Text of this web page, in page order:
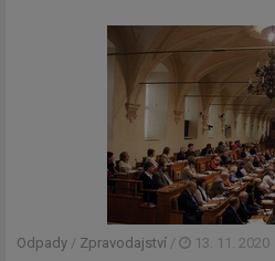
Odpady / Zpravodajství / 13. 11. 2020